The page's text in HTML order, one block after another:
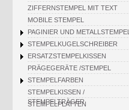
ZIFFERNSTEMPEL MIT TEXT
MOBILE STEMPEL
PAGINIER UND METALLSTEMPEL
STEMPELKUGELSCHREIBER
ERSATZSTEMPELKISSEN
PRÄGEGERÄTE /STEMPEL
STEMPELFARBEN
STEMPELKISSEN /
STEMPELTRÄGER
STEMPELPLATTEN